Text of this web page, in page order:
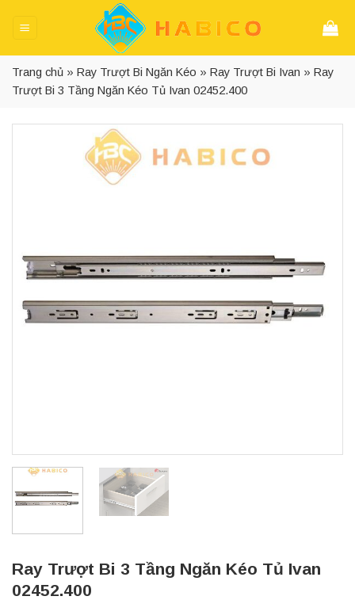
Trang chủ » Ray Trượt Bi Ngăn Kéo » Ray Trượt Bi Ivan » Ray
Trượt Bi 3 Tầng Ngăn Kéo Tủ Ivan 02452.400
Ray Trượt Bi 3 Tầng Ngăn Kéo Tủ Ivan
02452.400